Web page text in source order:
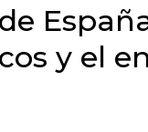
y el